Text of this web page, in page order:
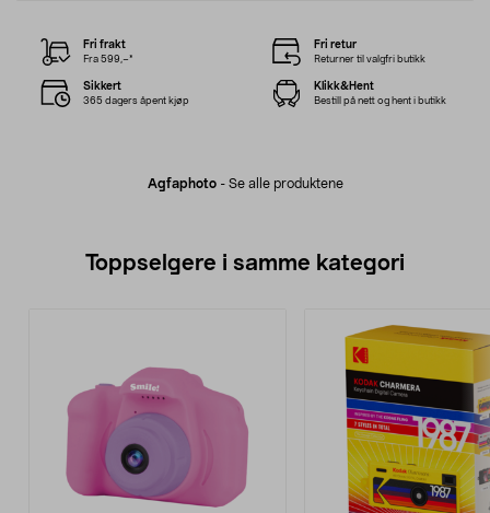
Agfaphoto- Se alle produktene
Fri frakt
Fra 599,–*
Fri retur
Returner til valgfri butikk
Sikkert
365 dagers åpent kjøp
Klikk&Hent
Bestill på nett og hent i butikk
Toppselgere i samme kategori